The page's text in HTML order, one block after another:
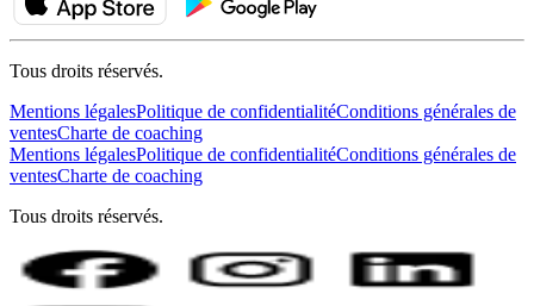
Tous droits réservés.
Mentions légalesPolitique de confidentialitéConditions générales de
ventesCharte de coaching
Mentions légalesPolitique de confidentialitéConditions générales de
ventesCharte de coaching
Tous droits réservés.